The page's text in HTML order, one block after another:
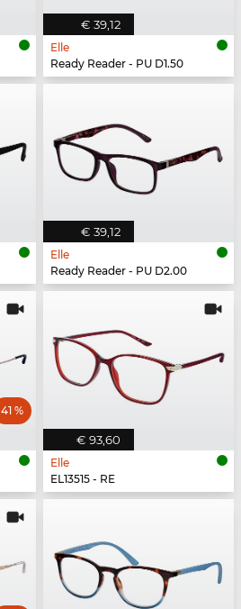
€ 39,12
Elle
Ready Reader - PU D1.50
€ 39,12
Elle
Ready Reader - PU D2.00
41 %
€ 93,60
Elle
EL13515 - RE